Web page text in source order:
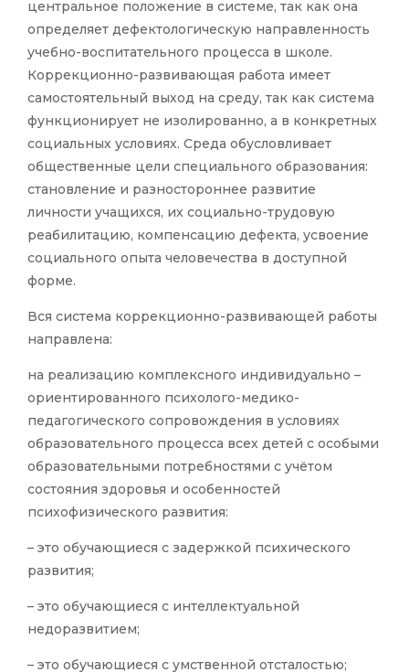
центральное положение в системе, так как она
определяет дефектологическую направленность
учебно-воспитательного процесса в школе.
Коррекционно-развивающая работа имеет
самостоятельный выход на среду, так как система
функционирует не изолированно, а в конкретных
социальных условиях. Среда обусловливает
общественные цели специального образования:
становление и разностороннее развитие
личности учащихся, их социально-трудовую
реабилитацию, компенсацию дефекта, усвоение
социального опыта человечества в доступной
форме.
Вся система коррекционно-развивающей работы
направлена:
на реализацию комплексного индивидуально –
ориентированного психолого-медико-
педагогического сопровождения в условиях
образовательного процесса всех детей с особыми
образовательными потребностями с учётом
состояния здоровья и особенностей
психофизического развития:
– это обучающиеся с задержкой психического
развития;
– это обучающиеся с интеллектуальной
недоразвитием;
– это обучающиеся с умственной отсталостью;